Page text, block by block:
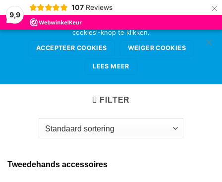
9,9
107 Reviews ×
0
FILTER
Tweedehands accessoires
Deze website gebruikt cookies voor de beste
gebruikerservaring. Sta deze toe door op de 'accepteer
cookies'-knop te klikken.
ACCEPTEER COOKIES WEIGER COOKIES
LEES MEER